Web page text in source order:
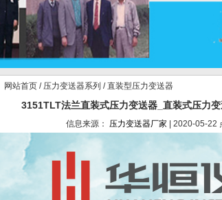
网站首页 / 压力变送器系列 / 直装型压力变送器
3151TLT法兰直装式压力变送器_直装式压力
信息来源： 压力变送器厂家 | 2020-05-22